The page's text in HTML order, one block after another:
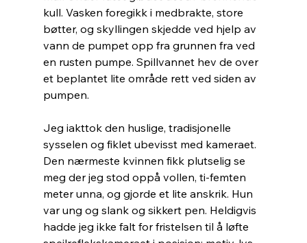
kull. Vasken foregikk i medbrakte, store
bøtter, og skyllingen skjedde ved hjelp av
vann de pumpet opp fra grunnen fra ved
en rusten pumpe. Spillvannet hev de over
et beplantet lite område rett ved siden av
pumpen.
Jeg iakttok den huslige, tradisjonelle
sysselen og fiklet ubevisst med kameraet.
Den nærmeste kvinnen fikk plutselig se
meg der jeg stod oppå vollen, ti-femten
meter unna, og gjorde et lite anskrik. Hun
var ung og slank og sikkert pen. Heldigvis
hadde jeg ikke falt for fristelsen til å løfte